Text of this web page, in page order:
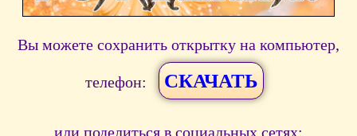
Вы можете сохранить открытку на компьютер,
телефон: СКАЧАТЬ
или поделиться в социальных сетях: